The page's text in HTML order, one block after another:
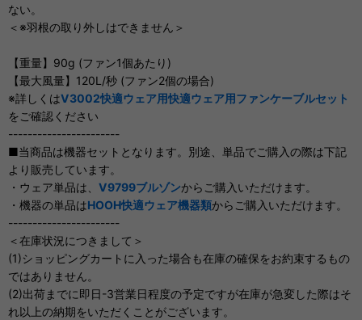
ない。
＜※羽根の取り外しはできません＞
【重量】90g (ファン1個あたり)
【最大風量】120L/秒 (ファン2個の場合)
※詳しくはV3002快適ウェア用快適ウェア用ファンケーブルセット
をご確認ください
-----------------------
■当商品は機器セットとなります。別途、単品でご購入の際は下記
より販売しています。
・ウェア単品は、 V9799ブルゾンからご購入いただけます。
・機器の単品はHOOH快適ウェア機器類からご購入いただけます。
-----------------------
＜在庫状況につきまして＞
(1)ショッピングカートに入った場合も在庫の確保をお約束するもの
ではありません。
(2)出荷までに即日-3営業日程度の予定ですが在庫が急変した際はそ
れ以上の納期をいただくことがございます。